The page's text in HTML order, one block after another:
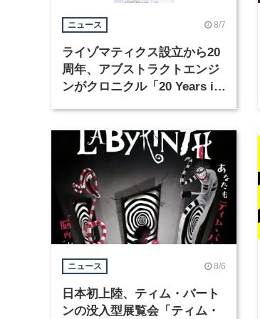
ニュース 8/7
ライゾマティクス設立から20
周年、アブストラクトエンジ
ンがクロニクル「20 Years in
ニュース 8/6
日本初上陸、ティム・バート
ンの没入型展覧会「ティム・